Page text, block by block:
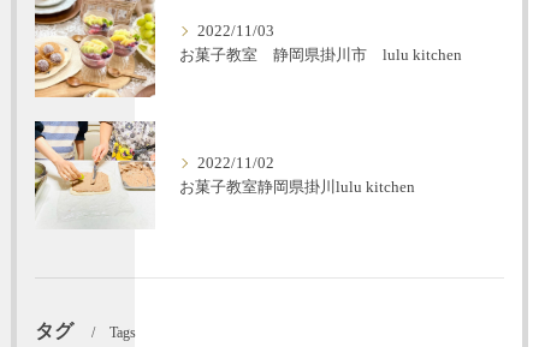
2022/11/03
お菓子教室 静岡県掛川市 lulu kitchen
2022/11/02
お菓子教室静岡県掛川lulu kitchen
タグ Tags